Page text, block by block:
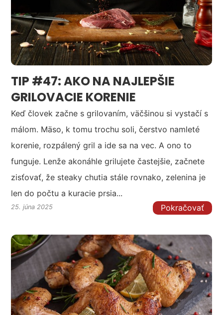
25. júna 2025
TIP #47: AKO NA NAJLEPŠIE
GRILOVACIE KORENIE
Keď človek začne s grilovaním, väčšinou si vystačí s
málom. Mäso, k tomu trochu soli, čerstvo namleté
korenie, rozpálený gril a ide sa na vec. A ono to
funguje. Lenže akonáhle grilujete častejšie, začnete
zisťovať, že steaky chutia stále rovnako, zelenina je
len do počtu a kuracie prsia...
Pokračovať